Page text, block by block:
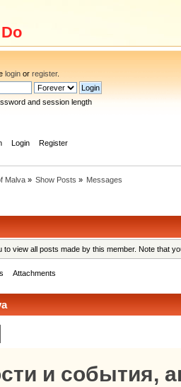
login or register.
and session length
Login Register
Malva» Show Posts » Messages
to view all posts made by this member. Note that
Attachments
и события,